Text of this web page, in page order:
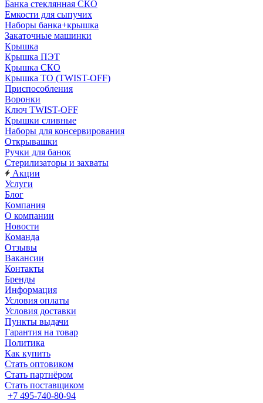
Банка стеклянная СКО
Емкости для сыпучих
Наборы банка+крышка
Закаточные машинки
Крышка
Крышка ПЭТ
Крышка СКО
Крышка ТО (TWIST-OFF)
Приспособления
Воронки
Ключ TWIST-OFF
Крышки сливные
Наборы для консервирования
Открывашки
Ручки для банок
Стерилизаторы и захваты
Акции
Услуги
Блог
Компания
О компании
Новости
Команда
Отзывы
Вакансии
Контакты
Бренды
Информация
Условия оплаты
Условия доставки
Пункты выдачи
Гарантия на товар
Политика
Как купить
Стать оптовиком
Стать партнёром
Стать поставщиком
+7 495-740-80-94